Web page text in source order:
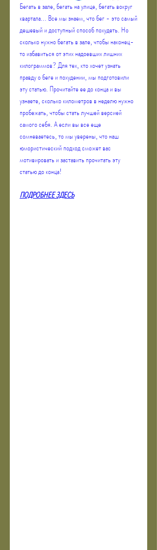
Бегать в зале, бегать на улице, бегать вокруг
квартала... Все мы знаем, что бег - это самый
дешевый и доступный способ похудеть. Но
сколько нужно бегать в зале, чтобы наконец-
то избавиться от этих надоевших лишних
килограммов? Для тех, кто хочет узнать
правду о беге и похудении, мы подготовили
эту статью. Прочитайте ее до конца и вы
узнаете, сколько километров в неделю нужно
пробежать, чтобы стать лучшей версией
самого себя. А если вы все еще
сомневаетесь, то мы уверены, что наш
юмористический подход сможет вас
мотивировать и заставить прочитать эту
статью до конца!
ПОДРОБНЕЕ ЗДЕСЬ